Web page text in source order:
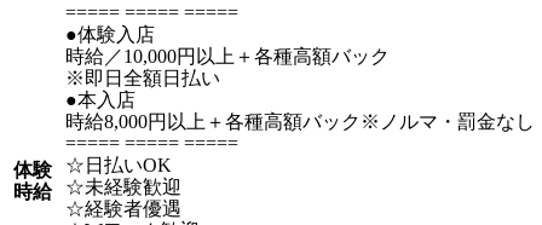
体験
時給
===== ===== =====
●体験入店
時給／10,000円以上＋各種高額バック
※即日全額日払い
●本入店
時給8,000円以上＋各種高額バック※ノルマ・罰金なし
===== ===== =====
☆日払いOK
☆未経験歓迎
☆経験者優遇